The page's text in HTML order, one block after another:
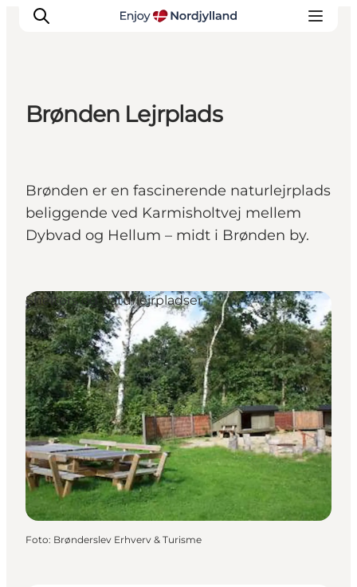
Byer og steder
Guides
Det sker
For børn
Brønden Lejrplads
Brønden er en fascinerende naturlejrplads
beliggende ved Karmisholtvej mellem
Dybvad og Hellum – midt i Brønden by.
Shelters og naturlejrpladser
Foto: Brønderslev Erhverv & Turisme